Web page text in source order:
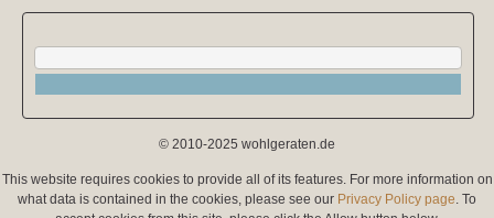
© 2010-2025 wohlgeraten.de
This website requires cookies to provide all of its features. For more information on
what data is contained in the cookies, please see our Privacy Policy page. To